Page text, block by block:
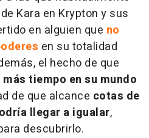
Kara en Krypton y sus
en alguien que no
en su totalidad
el hecho de que
más tiempo en su mundo
de que alcance cotas de
llegar a igualar,
descubrirlo.